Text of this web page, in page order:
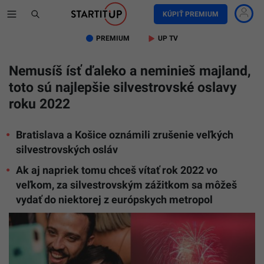
KÚPIŤ PREMIUM
PREMIUM UP TV
Nemusíš ísť ďaleko a neminieš majland,
toto sú najlepšie silvestrovské oslavy
roku 2022
Bratislava a Košice oznámili zrušenie veľkých
silvestrovských osláv
Ak aj napriek tomu chceš vítať rok 2022 vo
veľkom, za silvestrovským zážitkom sa môžeš
vydať do niektorej z európskych metropol